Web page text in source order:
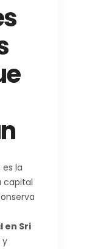
es la
capital
en Sri
y